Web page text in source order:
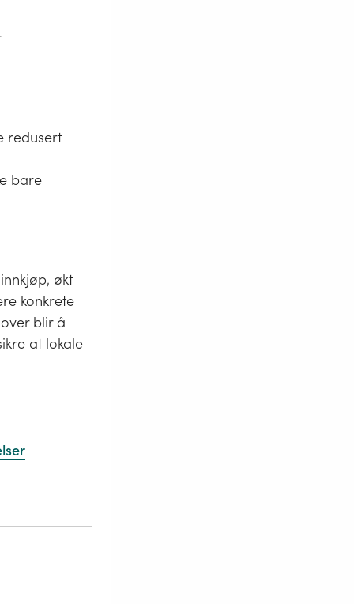
redusert
bare
økt
konkrete
blir å
at lokale